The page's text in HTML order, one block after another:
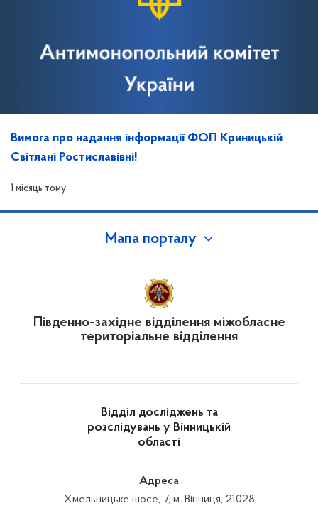
Вимога про надання інформації ФОП Криницькій
Світлані Ростиславівні!
1 місяць тому
Мапа порталу
Південно-західне відділення міжобласне
територіальне відділення
Відділ досліджень та
розслідувань у Вінницькій
області
Адреса
Хмельницьке шосе, 7, м. Вінниця, 21028